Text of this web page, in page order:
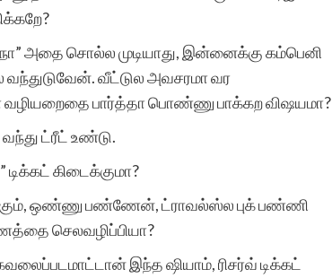
அதை சொல்ல முடியாது, இன்னைக்கு கம்பெனி
வந்துடுவேன். வீட்டுல அவசரமா வர
வழியறைதை பார்த்தா பொண்ணு பாக்கற விஷயமா?
ட்ரீட் உண்டு.
கிடைக்குமா?
ஒண்ணு பண்ணேன், ட்ராவல்ஸ்ல புக் பண்ணி
செலவழிப்பியா?
இந்த ஷியாம், ரிசர்வ் டிக்கட்